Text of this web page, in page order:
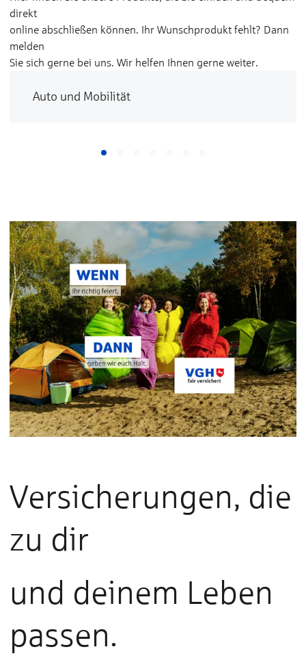
direkt
online abschließen können. Ihr Wunschprodukt fehlt? Dann
melden
Sie sich gerne bei uns. Wir helfen Ihnen gerne weiter.
Auto und Mobilität
Versicherungen, die
zu dir
und deinem Leben
passen.